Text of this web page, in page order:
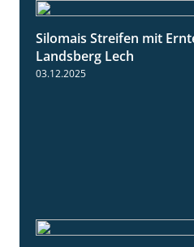
Silomais Streifen mit
Landsberg Lech
03.12.2025